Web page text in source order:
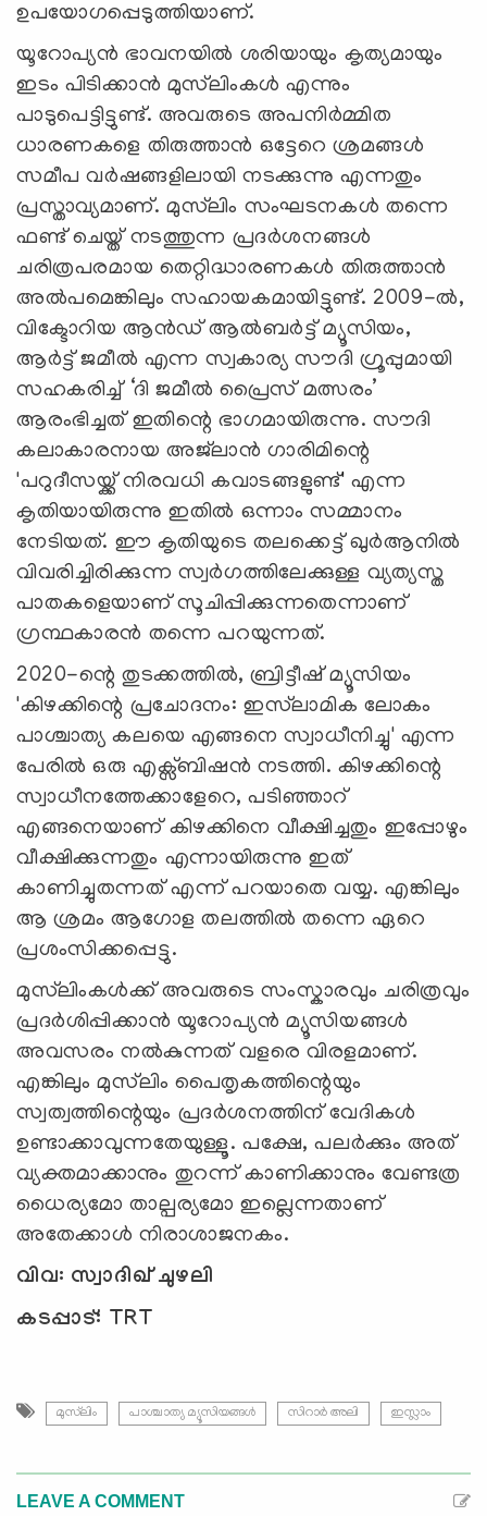
ഉപയോഗപ്പെടുത്തിയാണ്.
യൂറോപ്യൻ ഭാവനയിൽ ശരിയായും കൃത്യമായും
ഇടം പിടിക്കാന്‍ മുസ്‌ലിംകൾ എന്നും
പാടുപെട്ടിട്ടുണ്ട്. അവരുടെ അപനിര്‍മ്മിത
ധാരണകളെ തിരുത്താന്‍ ഒട്ടേറെ ശ്രമങ്ങള്‍
സമീപ വർഷങ്ങളിലായി നടക്കുന്നു എന്നതും
പ്രസ്താവ്യമാണ്. മുസ്‌ലിം സംഘടനകൾ തന്നെ
ഫണ്ട് ചെയ്ത് നടത്തുന്ന പ്രദർശനങ്ങൾ
ചരിത്രപരമായ തെറ്റിദ്ധാരണകൾ തിരുത്താൻ
അല്‍പമെങ്കിലും സഹായകമായിട്ടുണ്ട്. 2009-ൽ,
വിക്ടോറിയ ആൻഡ് ആൽബർട്ട് മ്യൂസിയം,
ആർട്ട് ജമീൽ എന്ന സ്വകാര്യ സൗദി ഗ്രൂപ്പുമായി
സഹകരിച്ച് ‘ദി ജമീൽ പ്രൈസ് മത്സരം’
ആരംഭിച്ചത് ഇതിന്റെ ഭാഗമായിരുന്നു. സൗദി
കലാകാരനായ അജ്‌ലാൻ ഗാരിമിന്റെ
'പറുദീസയ്ക്ക് നിരവധി കവാടങ്ങളുണ്ട്' എന്ന
കൃതിയായിരുന്നു ഇതിൽ ഒന്നാം സമ്മാനം
നേടിയത്. ഈ കൃതിയുടെ തലക്കെട്ട് ഖുർആനിൽ
വിവരിച്ചിരിക്കുന്ന സ്വർഗത്തിലേക്കുള്ള വ്യത്യസ്ത
പാതകളെയാണ് സൂചിപ്പിക്കുന്നതെന്നാണ്
ഗ്രന്ഥകാരന്‍ തന്നെ പറയുന്നത്.
2020-ന്റെ തുടക്കത്തിൽ, ബ്രിട്ടീഷ് മ്യൂസിയം
'കിഴക്കിന്റെ പ്രചോദനം: ഇസ്‌ലാമിക ലോകം
പാശ്ചാത്യ കലയെ എങ്ങനെ സ്വാധീനിച്ചു' എന്ന
പേരിൽ ഒരു എക്സ്ബിഷൻ നടത്തി. കിഴക്കിന്റെ
സ്വാധീനത്തേക്കാളേറെ, പടിഞ്ഞാറ്
എങ്ങനെയാണ് കിഴക്കിനെ വീക്ഷിച്ചതും ഇപ്പോഴും
വീക്ഷിക്കുന്നതും എന്നായിരുന്നു ഇത്
കാണിച്ചുതന്നത് എന്ന് പറയാതെ വയ്യ. എങ്കിലും
ആ ശ്രമം ആഗോള തലത്തില്‍ തന്നെ ഏറെ
പ്രശംസിക്കപ്പെട്ടു.
മുസ്‍ലിംകൾക്ക് അവരുടെ സംസ്കാരവും ചരിത്രവും
പ്രദർശിപ്പിക്കാൻ യൂറോപ്യൻ മ്യൂസിയങ്ങൾ
അവസരം നൽകുന്നത് വളരെ വിരളമാണ്.
എങ്കിലും മുസ്‌ലിം പൈതൃകത്തിന്റെയും
സ്വത്വത്തിന്റെയും പ്രദർശനത്തിന് വേദികള്‍
ഉണ്ടാക്കാവുന്നതേയുള്ളൂ. പക്ഷേ, പലർക്കും അത്
വ്യക്തമാക്കാനും തുറന്ന് കാണിക്കാനും വേണ്ടത്ര
ധൈര്യമോ താല്പര്യമോ ഇല്ലെന്നതാണ്
അതേക്കാള്‍ നിരാശാജനകം.
വിവ: സ്വാദിഖ് ചുഴലി
കടപ്പാട്: TRT
മുസ്‍ലിം പാശ്ചാത്യ മ്യൂസിയങ്ങള്‍ സിറാര്‍ അലി ഇസ്ലാം
LEAVE A COMMENT